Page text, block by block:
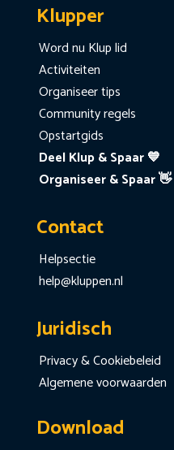
Klupper
Word nu Klup lid
Activiteiten
Organiseer tips
Community regels
Opstartgids
Deel Klup & Spaar 💙
Organiseer & Spaar 👋
Contact
Helpsectie
help@kluppen.nl
Juridisch
Privacy & Cookiebeleid
Algemene voorwaarden
Download